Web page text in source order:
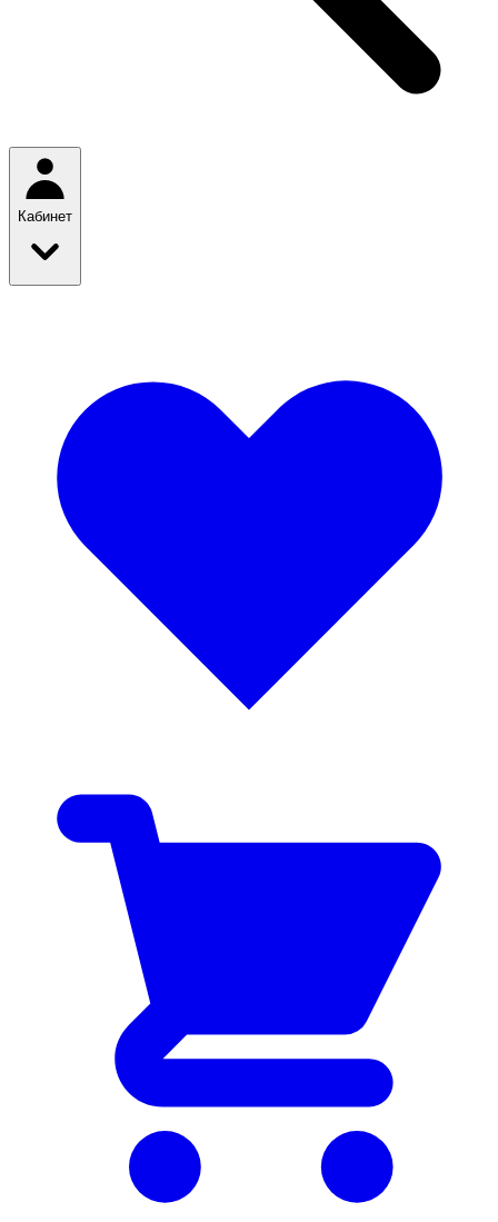
Кабинет